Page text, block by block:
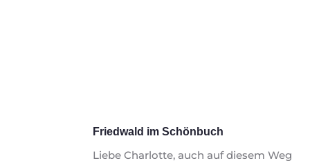
Friedwald im Schönbuch
Liebe Charlotte, auch auf diesem Weg